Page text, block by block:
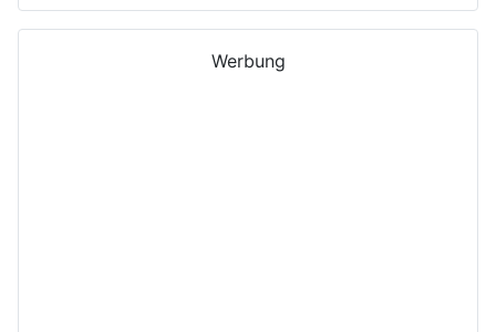
Werbung